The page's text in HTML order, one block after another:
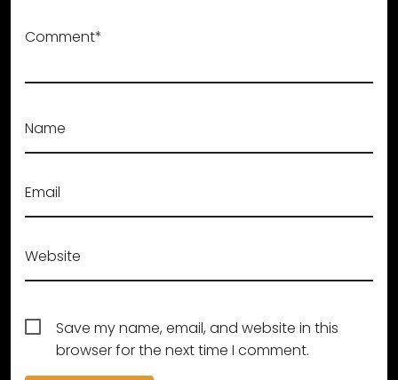
Comment*
Name
Email
Website
Save my name, email, and website in this
browser for the next time I comment.